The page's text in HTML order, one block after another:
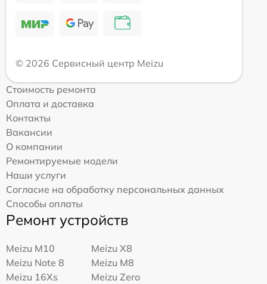
© 2026 Сервисный центр Meizu
Стоимость ремонта
Оплата и доставка
Контакты
Вакансии
О компании
Ремонтируемые модели
Наши услуги
Согласие на обработку персональных данных
Способы оплаты
Ремонт устройств
Meizu M10
Meizu X8
Meizu Note 8
Meizu M8
Meizu 16Xs
Meizu Zero